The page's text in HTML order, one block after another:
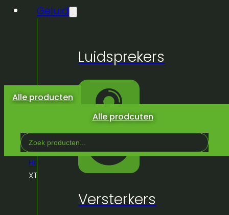
Alle prodcuten
producten
winkelwagen.
Geluid
Luidsprekers
Versterkers
Alle producten
Search
...
Home
Winkel Geluid/Versterkers
XTI 4002